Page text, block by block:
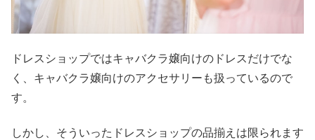
ドレスショップではキャバクラ嬢向けのドレスだけでな
く、キャバクラ嬢向けのアクセサリーも扱っているので
す。
しかし、そういったドレスショップの品揃えは限られます